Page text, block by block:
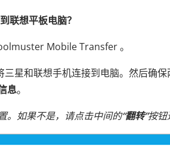
联想平板电脑？
Mobile Transfer 。
三星和联想手机连接到电脑。然后确
息。
。如果不是，请点击中间的“翻转”按钮